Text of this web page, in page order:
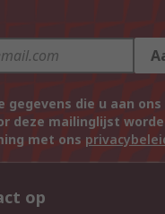
gegevens die u aan
deze mailinglijst
met ons
op